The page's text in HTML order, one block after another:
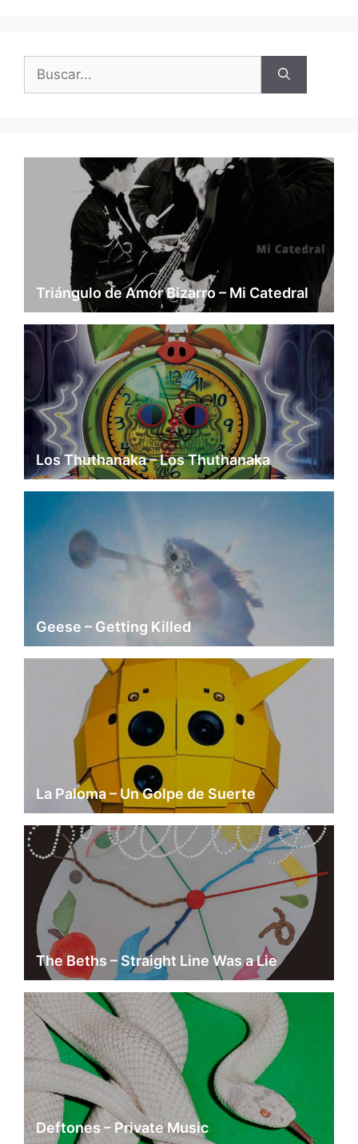
Triángulo de Amor Bizarro – Mi Catedral
Los Thuthanaka – Los Thuthanaka
Geese – Getting Killed
La Paloma – Un Golpe de Suerte
The Beths – Straight Line Was a Lie
Deftones – Private Music